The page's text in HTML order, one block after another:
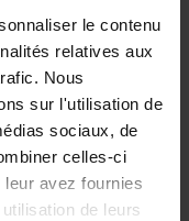
le contenu
relatives aux
Nous
sur l'utilisation de
sociaux, de
celles-ci
avez fournies
de leurs